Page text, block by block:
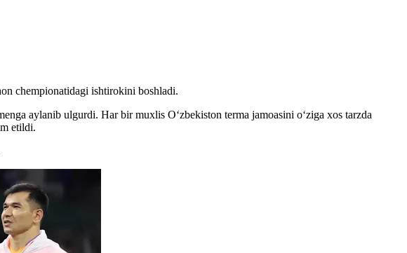
chempionatidagi ishtirokini boshladi.
aylanib ulgurdi. Har bir muxlis Oʻzbekiston terma jamoasini oʻziga xos tarzda
etildi.